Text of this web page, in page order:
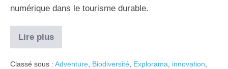
numérique dans le tourisme durable.
Lire plus
Classé sous : Adventure, Biodiversité, Explorama, innovation,